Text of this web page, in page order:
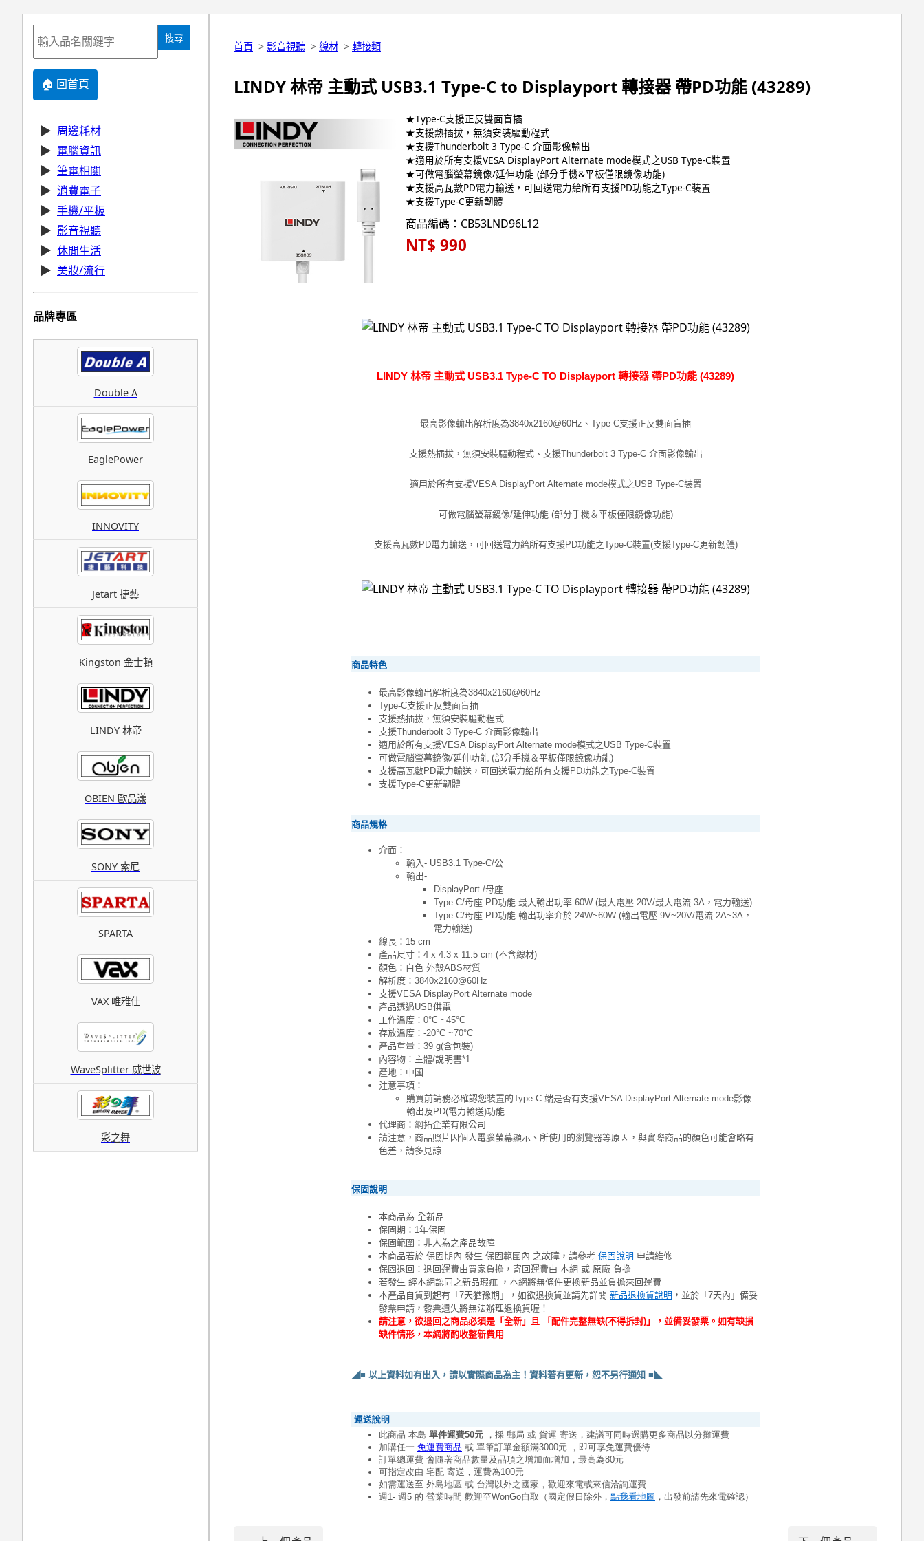
搜尋
🏠 回首頁
▶ 周邊耗材
▶ 電腦資訊
▶ 筆電相關
▶ 消費電子
▶ 手機/平板
▶ 影音視聽
▶ 休閒生活
▶ 美妝/流行
品牌專區
Double A
EaglePower
INNOVITY
Jetart 捷藝
Kingston 金士頓
LINDY 林帝
OBIEN 歐品漾
SONY 索尼
SPARTA
VAX 唯雅仕
WaveSplitter 威世波
彩之舞
首頁 > 影音視聽 > 線材 > 轉接類
LINDY 林帝 主動式 USB3.1 Type-C to Displayport 轉接器 帶PD功能 (43289)
★Type-C支援正反雙面盲插
★支援熱插拔，無須安裝驅動程式
★支援Thunderbolt 3 Type-C 介面影像輸出
★適用於所有支援VESA DisplayPort Alternate mode模式之USB Type-C裝置
★可做電腦螢幕鏡像/延伸功能 (部分手機&平板僅限鏡像功能)
★支援高瓦數PD電力輸送，可回送電力給所有支援PD功能之Type-C裝置
★支援Type-C更新韌體
商品編碼：CB53LND96L12
NT$ 990
LINDY 林帝 主動式 USB3.1 Type-C TO Displayport 轉接器 帶PD功能 (43289)
最高影像輸出解析度為3840x2160@60Hz、Type-C支援正反雙面盲插
支援熱插拔，無須安裝驅動程式、支援Thunderbolt 3 Type-C 介面影像輸出
適用於所有支援VESA DisplayPort Alternate mode模式之USB Type-C裝置
可做電腦螢幕鏡像/延伸功能 (部分手機＆平板僅限鏡像功能)
支援高瓦數PD電力輸送，可回送電力給所有支援PD功能之Type-C裝置(支援Type-C更新韌體)
商品特色
最高影像輸出解析度為3840x2160@60Hz
Type-C支援正反雙面盲插
支援熱插拔，無須安裝驅動程式
支援Thunderbolt 3 Type-C 介面影像輸出
適用於所有支援VESA DisplayPort Alternate mode模式之USB Type-C裝置
可做電腦螢幕鏡像/延伸功能 (部分手機＆平板僅限鏡像功能)
支援高瓦數PD電力輸送，可回送電力給所有支援PD功能之Type-C裝置
支援Type-C更新韌體
商品規格
介面：
輸入- USB3.1 Type-C/公
輸出-
DisplayPort /母座
Type-C/母座 PD功能-最大輸出功率 60W (最大電壓 20V/最大電流 3A，電力輸送)
Type-C/母座 PD功能-輸出功率介於 24W~60W (輸出電壓 9V~20V/電流 2A~3A，
電力輸送)
線長：15 cm
產品尺寸：4 x 4.3 x 11.5 cm (不含線材)
顏色：白色 外殼ABS材質
解析度：3840x2160@60Hz
支援VESA DisplayPort Alternate mode
產品透過USB供電
工作溫度：0°C ~45°C
存放溫度：-20°C ~70°C
產品重量：39 g(含包裝)
內容物：主體/說明書*1
產地：中國
注意事項：
購買前請務必確認您裝置的Type-C 端是否有支援VESA DisplayPort Alternate mode影像
輸出及PD(電力輸送)功能
代理商：網拓企業有限公司
請注意，商品照片因個人電腦螢幕顯示、所使用的瀏覽器等原因，與實際商品的顏色可能會略有
色差，請多見諒
保固說明
本商品為 全新品
保固期：1年保固
保固範圍：非人為之產品故障
本商品若於 保固期內 發生 保固範圍內 之故障，請參考 保固說明 申請維修
保固退回：退回運費由買家負擔，寄回運費由 本網 或 原廠 負擔
若發生 經本網認同之新品瑕疵 ，本網將無條件更換新品並負擔來回運費
本產品自貨到起有「7天猶豫期」，如欲退換貨並請先詳閱 新品退換貨說明 ，並於「7天內」備妥
發票申請，發票遺失將無法辦理退換貨喔！
請注意，欲退回之商品必須是「全新」且 「配件完整無缺(不得拆封)」，並備妥發票。如有缺損
缺件情形，本網將酌收整新費用
◢■ 以上資料如有出入，請以實際商品為主！資料若有更新，恕不另行通知 ■◣